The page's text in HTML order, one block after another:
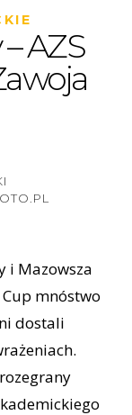
AZS
i Mazowsza
mnóstwo
dostali